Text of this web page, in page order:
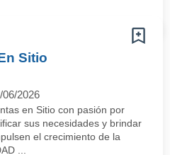
Sitio
06/2026
en Sitio con pasión por
sus necesidades y brindar
el crecimiento de la
...